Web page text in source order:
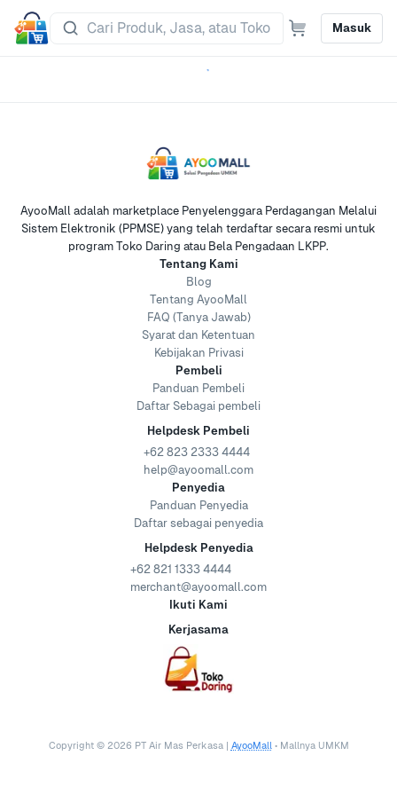
Masuk
AyooMall adalah marketplace Penyelenggara Perdagangan Melalui
Sistem Elektronik (PPMSE) yang telah terdaftar secara resmi untuk
program Toko Daring atau Bela Pengadaan LKPP.
Tentang Kami
Blog
Tentang AyooMall
FAQ (Tanya Jawab)
Syarat dan Ketentuan
Kebijakan Privasi
Pembeli
Panduan Pembeli
Daftar Sebagai pembeli
Helpdesk Pembeli
+62 823 2333 4444
help@ayoomall.com
Penyedia
Panduan Penyedia
Daftar sebagai penyedia
Helpdesk Penyedia
+62 821 1333 4444
merchant@ayoomall.com
Ikuti Kami
Kerjasama
Copyright © 2026 PT Air Mas Perkasa | AyooMall • Mallnya UMKM